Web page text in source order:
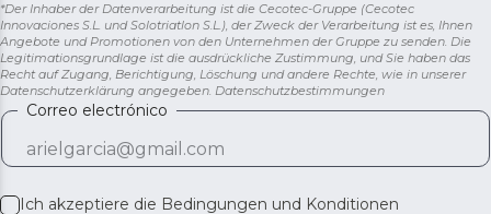
*Der Inhaber der Datenverarbeitung ist die Cecotec-Gruppe (Cecotec
Innovaciones S.L. und Solotriatlon S.L.), der Zweck der Verarbeitung ist es, Ihnen
Angebote und Promotionen von den Unternehmen der Gruppe zu senden. Die
Legitimationsgrundlage ist die ausdrückliche Zustimmung, und Sie haben das
Recht auf Zugang, Berichtigung, Löschung und andere Rechte, wie in unserer
Datenschutzerklärung angegeben. Datenschutzbestimmungen
Correo electrónico
Ich akzeptiere die Bedingungen und Konditionen